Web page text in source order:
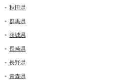
秋田県
群馬県
茨城県
長崎県
長野県
青森県